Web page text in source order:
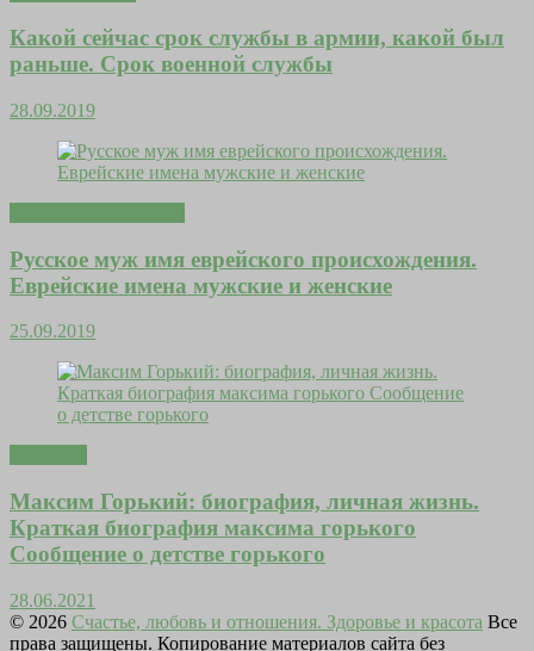
Какой сейчас срок службы в армии, какой был
раньше. Срок военной службы
28.09.2019
Русское муж имя еврейского происхождения.
Еврейские имена мужские и женские
25.09.2019
Максим Горький: биография, личная жизнь.
Краткая биография максима горького
Сообщение о детстве горького
28.06.2021
© 2026 Счастье, любовь и отношения. Здоровье и красота Все
права защищены. Копирование материалов сайта без